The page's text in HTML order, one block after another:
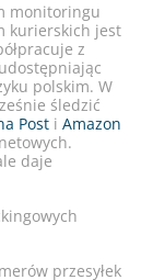
monitoringu
kurierskich jest
z
polskim. W
śledzić
Post i Amazon
daje
przesyłek